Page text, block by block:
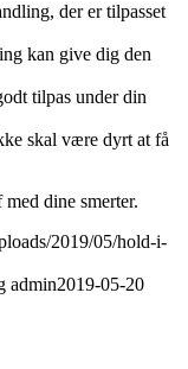
der er tilpasset
kan give dig den
tilpas under din
skal være dyrt at få
dine smerter.
2019/05/hold-i-
admin2019-05-20